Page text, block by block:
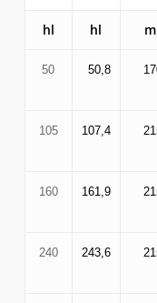
hl hl
50 50,8
105 107,4
160 161,9
240 243,6